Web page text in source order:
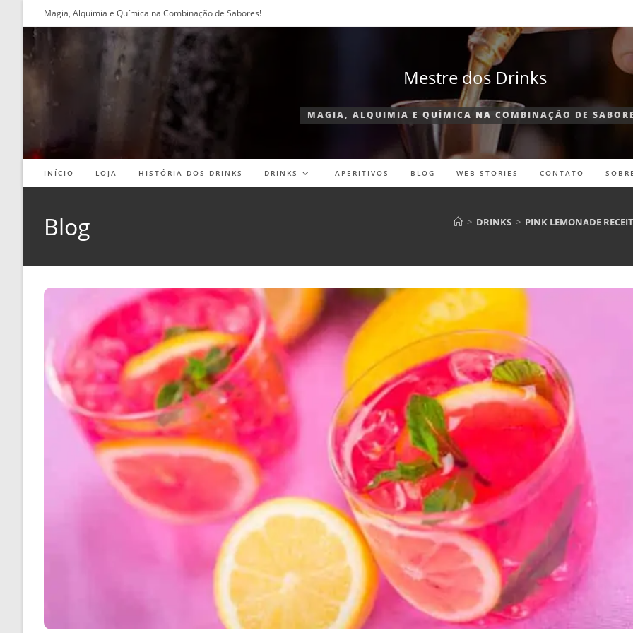
conteúdo
Magia, Alquimia e Química na Combinação de Sabores!
Mestre dos Drinks
MAGIA, ALQUIMIA E QUÍMICA NA COMBINAÇÃO DE
INÍCIO LOJA HISTÓRIA DOS DRINKS DRINKS APERITIVOS BLOG WEB STORIES CONTATO SOBRE
Blog > DRINKS > PINK LEMONADE